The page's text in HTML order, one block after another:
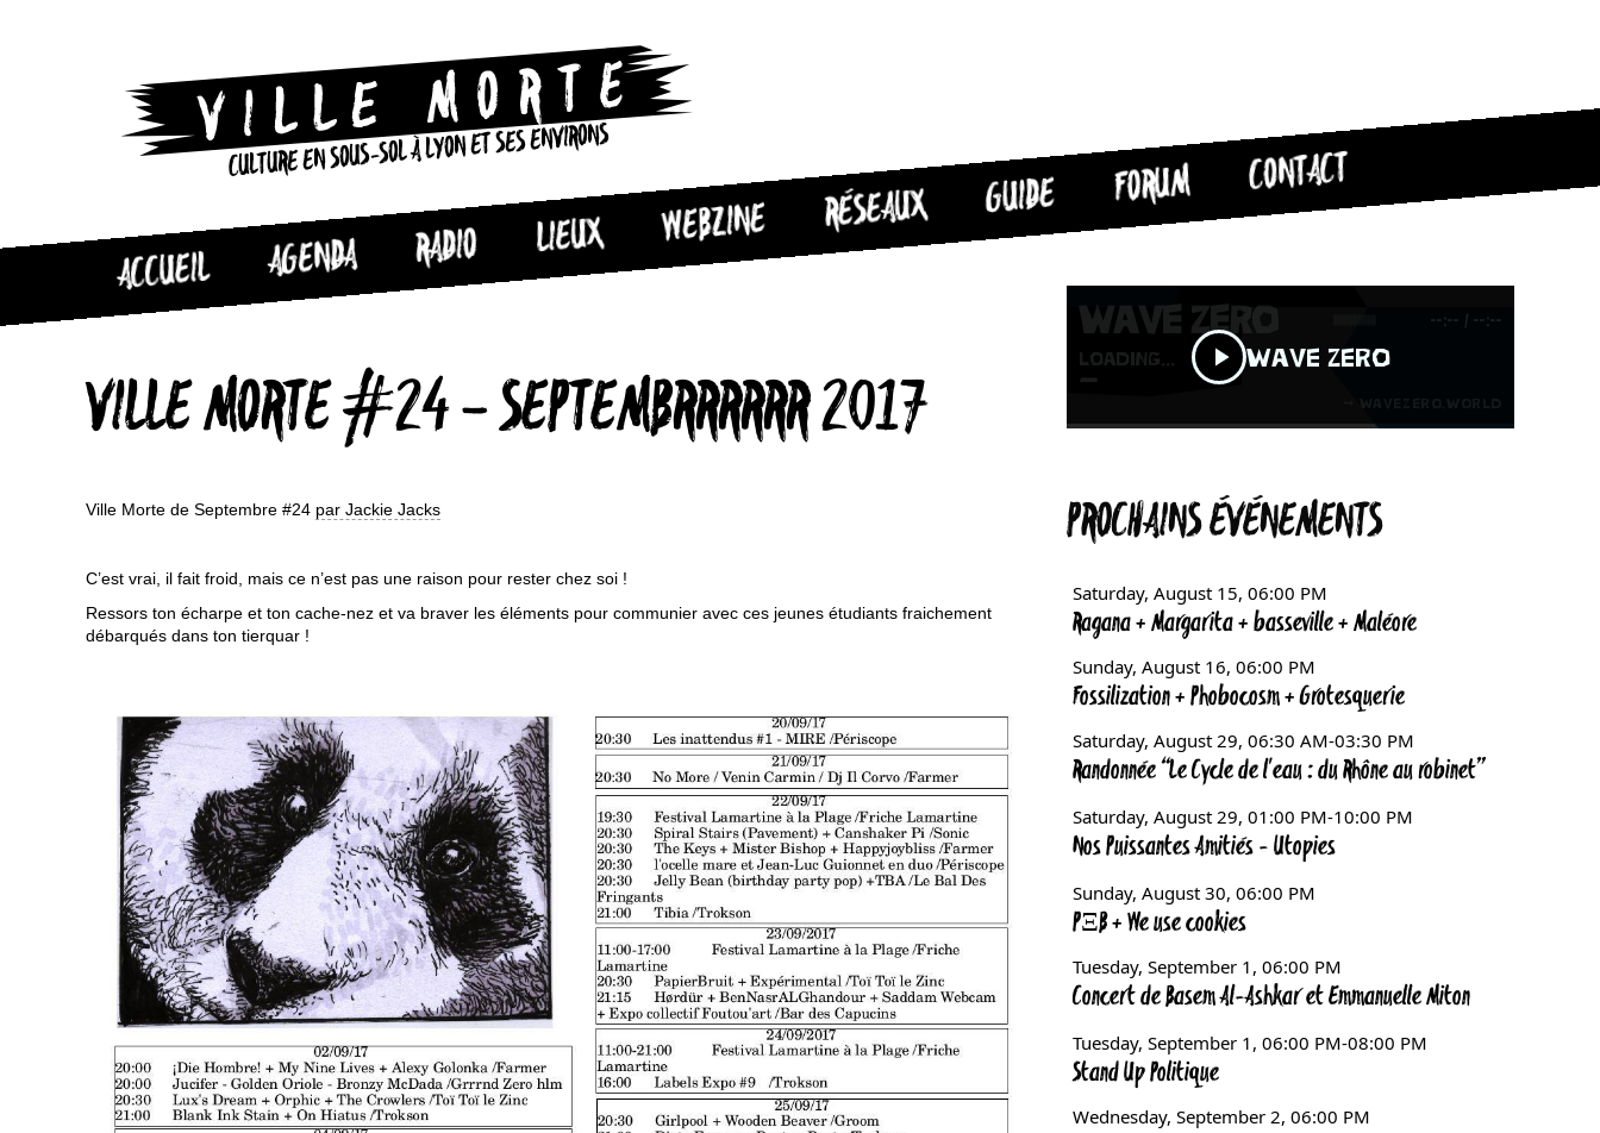
CULTURE EN SOUS-SOL À LYON ET SES ENVIRONS
ACCUEIL AGENDA RADIO LIEUX WEBZINE RÉSEAUX GUIDE FORUM CONTACT
VILLE MORTE #24 – SEPTEMBRRRRRR 2017
Ville Morte de Septembre #24 par Jackie Jacks
C’est vrai, il fait froid, mais ce n’est pas une raison pour rester chez soi !
Ressors ton écharpe et ton cache-nez et va braver les éléments pour communier avec ces jeunes étudiants fraichement
débarqués dans ton tierquar !
PROCHAINS ÉVÉNEMENTS